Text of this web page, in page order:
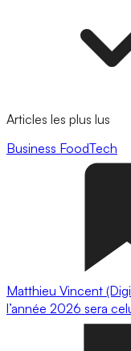
Articles les plus lus
Business FoodTech
Matthieu Vincent
l’année 2026 sera